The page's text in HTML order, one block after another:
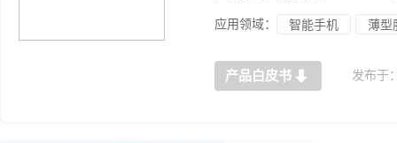
应用领域： 智能手机 薄型
产品白皮书 发布于